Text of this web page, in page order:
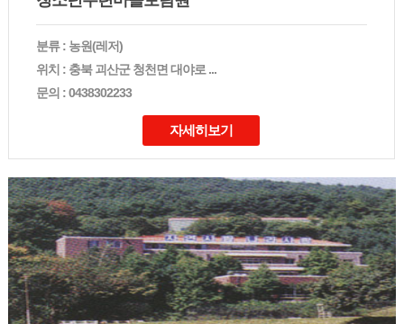
분류 : 농원(레저)
위치 : 충북 괴산군 청천면 대야로 ...
문의 : 0438302233
자세히보기